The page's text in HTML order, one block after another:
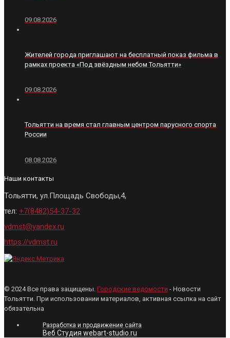
09.08.2026
Жителей города приглашают на бесплатный показ фильма в
рамках проекта «Под звёздным небом Тольятти»
09.08.2026
Тольятти на время стал главным центром парусного спорта
России
08.08.2026
Наши контакты
Тольятти, ул.Площадь Свободы,4,
тел: +7(8482)54-37-32
vdmst@yandex.ru
https://vdmst.ru
© 2024 Все права защищены. Городские ведомости - Новости
Тольятти. При использовании материалов, активная ссылка на сайт
обязательна
Разработка и продвижение сайта
Веб Студия webart-studio.ru